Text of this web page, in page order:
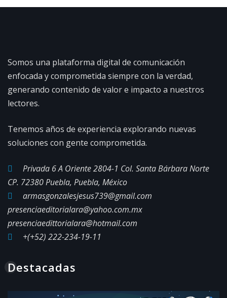
Somos una plataforma digital de comunicación
enfocada y comprometida siempre con la verdad,
generando contenido de valor e impacto a nuestros
lectores.
Tenemos años de experiencia explorando nuevas
soluciones con gente comprometida.
Privada 6 A Oriente 2804-1 Col. Santa Bárbara Norte
CP. 72380 Puebla, Puebla, México
armasgonzalesjesus739@gmail.com
presenciaeditorialara@yahoo.com.mx
presenciaedittorialara@hotmail.com
+(+52) 222-234-19-11
Destacadas